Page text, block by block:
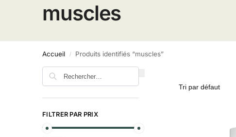
muscles
Accueil / Produits identifiés “muscles”
FILTRER PAR PRIX